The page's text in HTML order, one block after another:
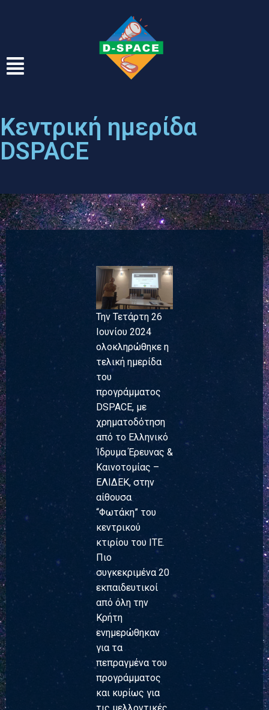
Κεντρική ημερίδα
DSPACE
Την Τετάρτη 26
Ιουνίου 2024
ολοκληρώθηκε η
τελική ημερίδα
του
προγράμματος
DSPACE, με
χρηματοδότηση
από το Ελληνικό
Ίδρυμα Έρευνας &
Καινοτομίας –
ΕΛΙΔΕΚ, στην
αίθουσα
“Φωτάκη” του
κεντρικού
κτιρίου του ΙΤΕ.
Πιο
συγκεκριμένα 20
εκπαιδευτικοί
από όλη την
Κρήτη
ενημερώθηκαν
για τα
πεπραγμένα του
προγράμματος
και κυρίως για